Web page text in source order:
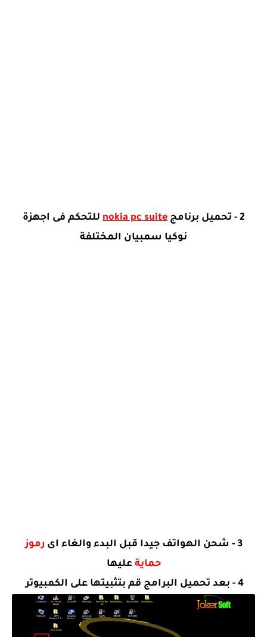
2 - تحميل برنامج nokia pc suite للتحكم فى اجهزة
نوكيا سمبيان المختلفة
3 - شحن الهواتف جيدا قبل البدء والغاء اى
رموز
حماية عليها
4 - بعد تحميل البرامج قم بتثبيتها على الكمبيوتر